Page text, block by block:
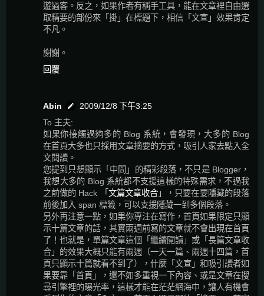
遊過客。反之，如果作者有稱手工具，能在文章裡自由選
取精要的部份來「掛」在標題下，相信「文宣」效果肯定
不凡。
謝謝。
回覆
Abin
2009/12/8 下午3:25
To 主夫:
如果你接觸過夠多的 Blog 系統，會發現，大多的 Blog
在首頁大多也只採用文章摘要的方式，吸引人家去點入全
文閱讀。
您提到只想顯示「中間」的精彩段落，不只是 Blogger，
我想大多的 Blog 系統都不支援這樣的特殊需求，不過我
之前做的 Hack 「文篇文章收合 」，只要在要隱藏的段落
前後加入 span 標籤，可以支援隱藏一到多個段落。
另外再注意一點，如果你專注在寫作，首頁如果限定只顯
示十篇文章的話，其實兩週前寫的文章就不會出現在首頁
了！也就是，單篇文章這個「繼續閱讀」或「長篇文章收
合」的效果大概只能有兩週（一天一篇、兩週十四篇，首
頁只顯示十篇就看不到了），什麼「文宣」和吸引讀者如
果要靠「首頁」，還不如多重視一下內容、或是文章在搜
尋引擎裡的曝光率，這樣才能在茫茫網海中，讓人有機會